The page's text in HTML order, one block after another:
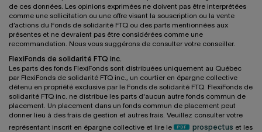
de ces données. Les opinions exprimées ne doivent pas être interprétées
comme une sollicitation ou une offre visant la souscription ou la vente
d’actions du Fonds de solidarité FTQ ou des parts mentionnées aux
présentes et ne devraient pas être considérées comme une
recommandation. Nous vous suggérons de consulter votre conseiller.
FlexiFonds de solidarité FTQ inc.
Les parts des fonds FlexiFonds sont distribuées uniquement au Québec
par FlexiFonds de solidarité FTQ inc., un courtier en épargne collective
détenu en propriété exclusive par le Fonds de solidarité FTQ. FlexiFonds de
solidarité FTQ inc. ne distribue les parts d'aucun autre fonds commun de
placement. Un placement dans un fonds commun de placement peut
donner lieu à des frais de gestion et autres frais. Veuillez consulter votre
représentant inscrit en épargne collective et lire le
prospectus et les